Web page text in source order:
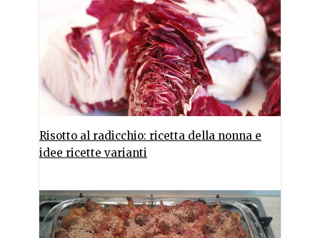
Risotto al radicchio: ricetta della nonna e
idee ricette varianti